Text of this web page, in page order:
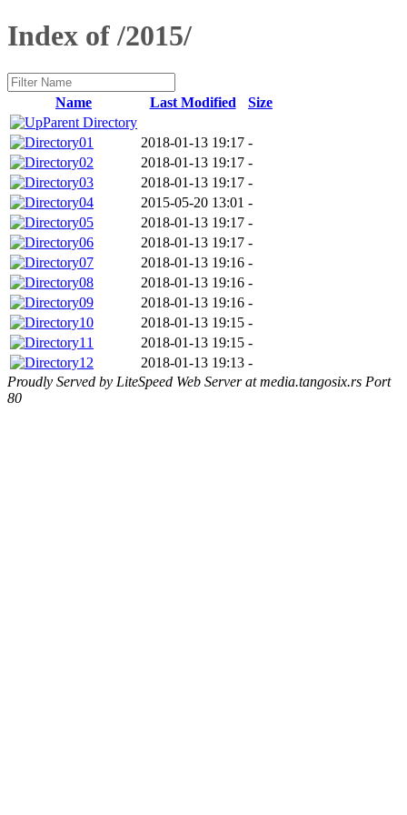
Index of /2015/
Name Last Modified
Size
Parent Directory
01
2018-01-13 19:17 -
02
2018-01-13 19:17 -
03
2018-01-13 19:17 -
04
2015-05-20 13:01 -
05
2018-01-13 19:17 -
06
2018-01-13 19:17 -
07
2018-01-13 19:16 -
08
2018-01-13 19:16 -
09
2018-01-13 19:16 -
10
2018-01-13 19:15 -
11
2018-01-13 19:15 -
12
2018-01-13 19:13 -
Proudly Served by LiteSpeed Web Server at media.tangosix.rs Port
80